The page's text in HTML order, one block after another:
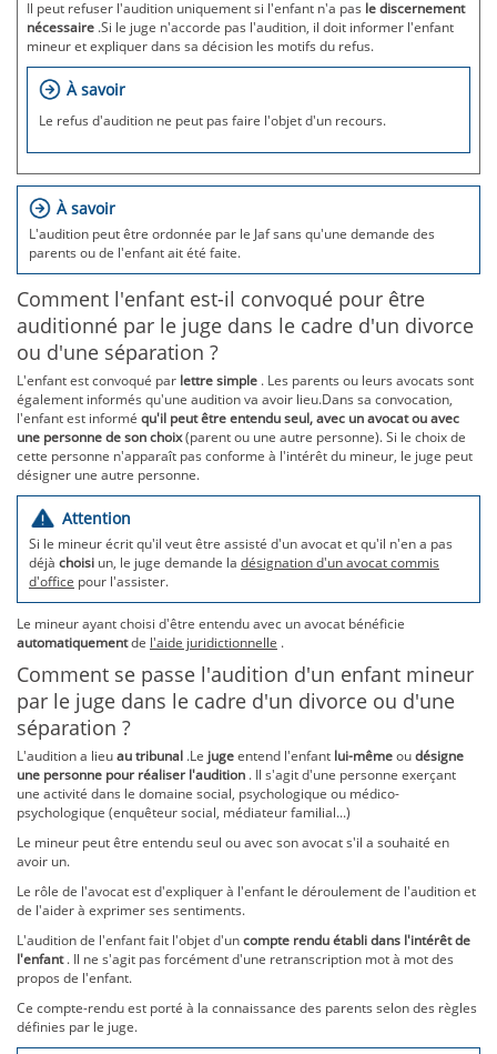
Il peut refuser l'audition uniquement si l'enfant n'a pas le discernement
nécessaire .Si le juge n'accorde pas l'audition, il doit informer l'enfant
mineur et expliquer dans sa décision les motifs du refus.
À savoir
Le refus d'audition ne peut pas faire l'objet d'un recours.
À savoir
L'audition peut être ordonnée par le Jaf sans qu'une demande des
parents ou de l'enfant ait été faite.
Comment l'enfant est-il convoqué pour être
auditionné par le juge dans le cadre d'un divorce
ou d'une séparation ?
L'enfant est convoqué par lettre simple . Les parents ou leurs avocats sont
également informés qu'une audition va avoir lieu.Dans sa convocation,
l'enfant est informé qu'il peut être entenduseul, avec un avocat ou avec
une personne de son choix(parent ou une autre personne). Si le choix de
cette personne n'apparaît pas conforme à l'intérêt du mineur, le juge peut
désigner une autre personne.
Attention
Si le mineur écrit qu'il veut être assisté d'un avocat et qu'il n'en a pas
déjà choisi un, le juge demande la désignation d'un avocat commis
d'office pour l'assister.
Le mineur ayant choisi d'être entendu avec un avocat bénéficie
automatiquementde l'aide juridictionnelle .
Comment se passe l'audition d'un enfant mineur
par le juge dans le cadre d'un divorce ou d'une
séparation ?
L'audition a lieuau tribunal .Le jugeentend l'enfant lui-mêmeoudésigne
une personne pour réaliser l'audition . Il s'agit d'une personne exerçant
une activité dans le domaine social, psychologique ou médico-
psychologique (enquêteur social, médiateur familial...)
Le mineur peut être entendu seul ou avec son avocat s'il a souhaité en
avoir un.
Le rôle de l'avocat est d'expliquer à l'enfant le déroulement de l'audition et
de l'aider à exprimer ses sentiments.
L'audition de l'enfant fait l'objet d'uncompte rendu établi dans l'intérêt de
l'enfant. Il ne s'agit pas forcément d'une retranscription mot à mot des
propos de l'enfant.
Ce compte-rendu est porté à la connaissance des parents selon des règles
définies par le juge.